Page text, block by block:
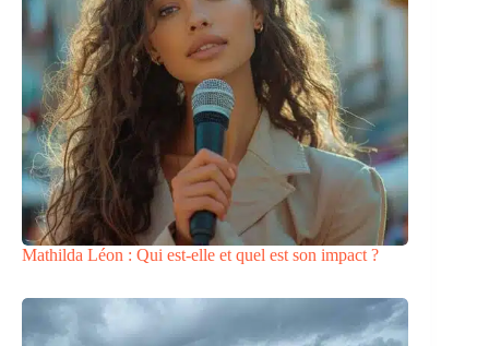
Mathilda Léon : Qui est-elle et quel est son impact ?